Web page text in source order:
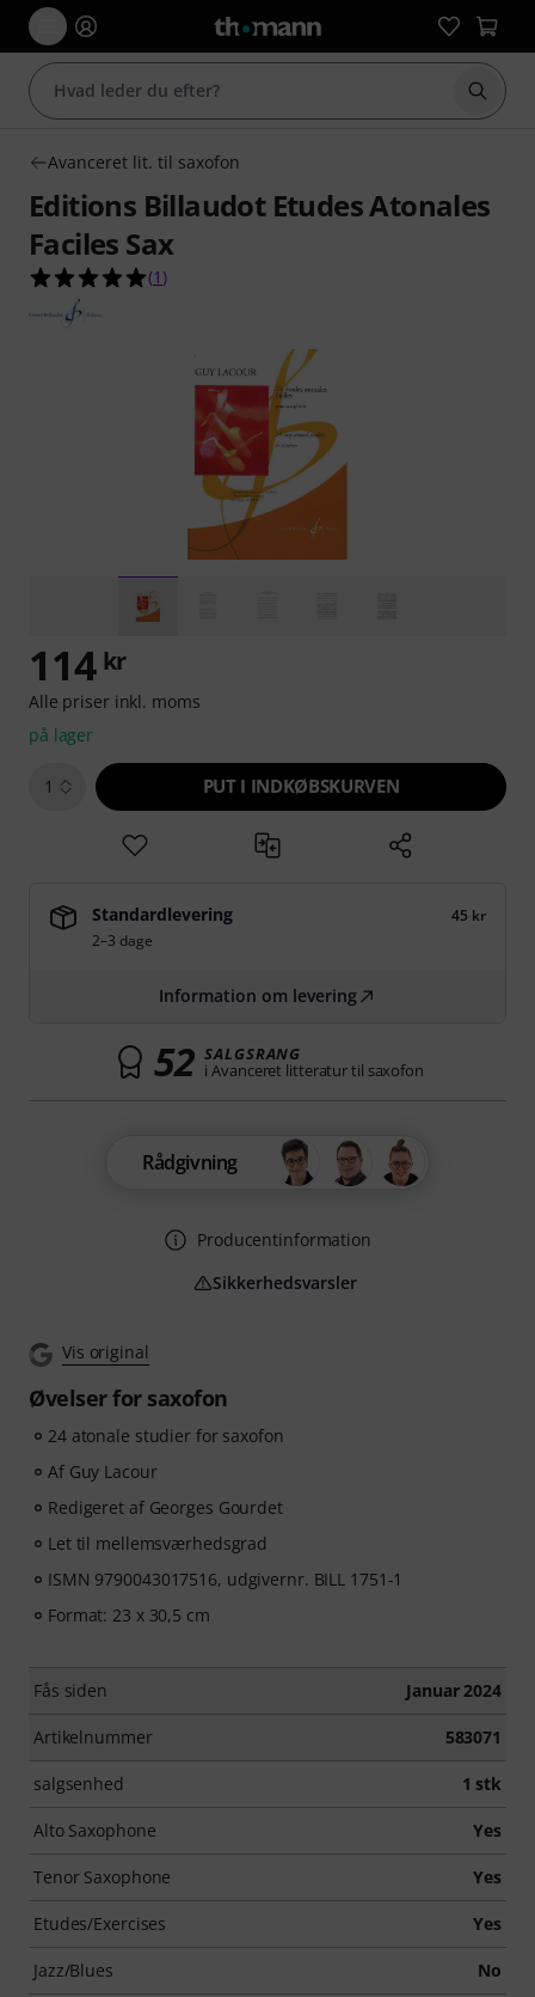
Start
Avanceret lit. til saxofon
Editions Billaudot Etudes Atonales
Faciles Sax
5.0 ud af 5 stjerner fra 1 kundebedømmelser
(1 )
Vis original
Øvelser for saxofon
24 atonale studier for saxofon
Af Guy Lacour
Redigeret af Georges Gourdet
Let til mellemsværhedsgrad
ISMN 9790043017516, udgivernr. BILL 1751-1
Format: 23 x 30,5 cm
Fås siden Januar 2024
Artikelnummer 583071
salgsenhed 1 stk
Alto Saxophone Yes
Tenor Saxophone Yes
Etudes/Exercises Yes
Jazz/Blues No
114 kr
Alle priser inkl. moms
på lager
1 PUT I INDKØBSKURVEN
Standardlevering
45 kr
2–3 dage
Information om levering
52 SALGSRANG
i Avanceret litteratur til saxofon
Rådgivning
Producentinformation
Sikkerhedsvarsler